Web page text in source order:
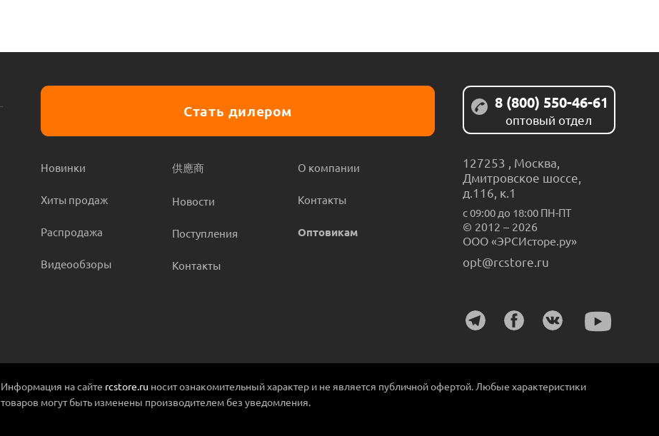
Стать дилером
Новинки
Хиты продаж
Распродажа
Видеообзоры
供應商
Новости
Поступления
Контакты
О компании
Контакты
Оптовикам
8 (800) 550-46-61
оптовый отдел
127253 Москва
Дмитровское шоссе,
д.116, к.1
с 09:00 до 18:00 ПН-ПТ
© 2012 – 2026
ООО «ЭРСИсторе.ру»
opt@rcstore.ru
Информация на сайте rcstore.ru носит ознакомительный характер и не является публичной офертой. Любые характеристики
товаров могут быть изменены производителем без уведомления.